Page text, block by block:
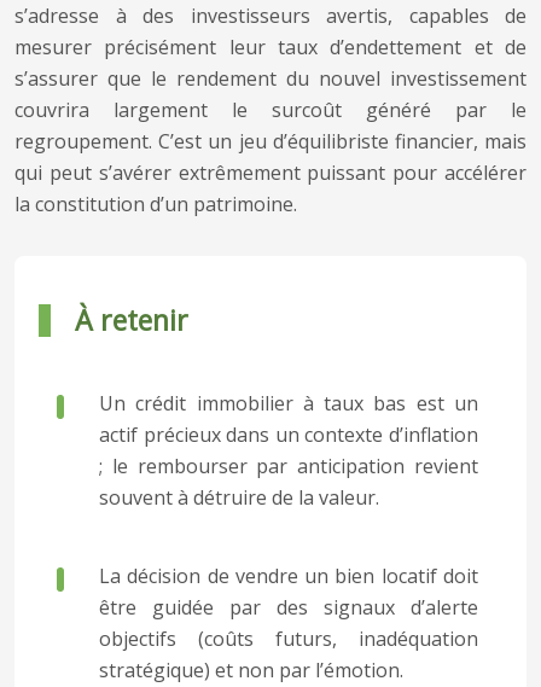
s’adresse à des investisseurs avertis, capables de
mesurer précisément leur taux d’endettement et de
s’assurer que le rendement du nouvel investissement
couvrira largement le surcoût généré par le
regroupement. C’est un jeu d’équilibriste financier, mais
qui peut s’avérer extrêmement puissant pour accélérer
la constitution d’un patrimoine.
À retenir
Un crédit immobilier à taux bas est un
actif précieux dans un contexte d’inflation
; le rembourser par anticipation revient
souvent à détruire de la valeur.
La décision de vendre un bien locatif doit
être guidée par des signaux d’alerte
objectifs (coûts futurs, inadéquation
stratégique) et non par l’émotion.